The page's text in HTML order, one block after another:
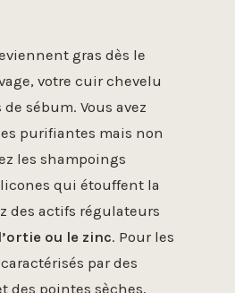
gras dès le
votre cuir chevelu
sébum. Vous avez
purifiantes mais non
les shampoings
qui étouffent la
des actifs régulateurs
ou le zinc. Pour les
par des
des pointes sèches,